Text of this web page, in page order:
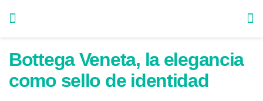
Bottega Veneta, la elegancia
como sello de identidad